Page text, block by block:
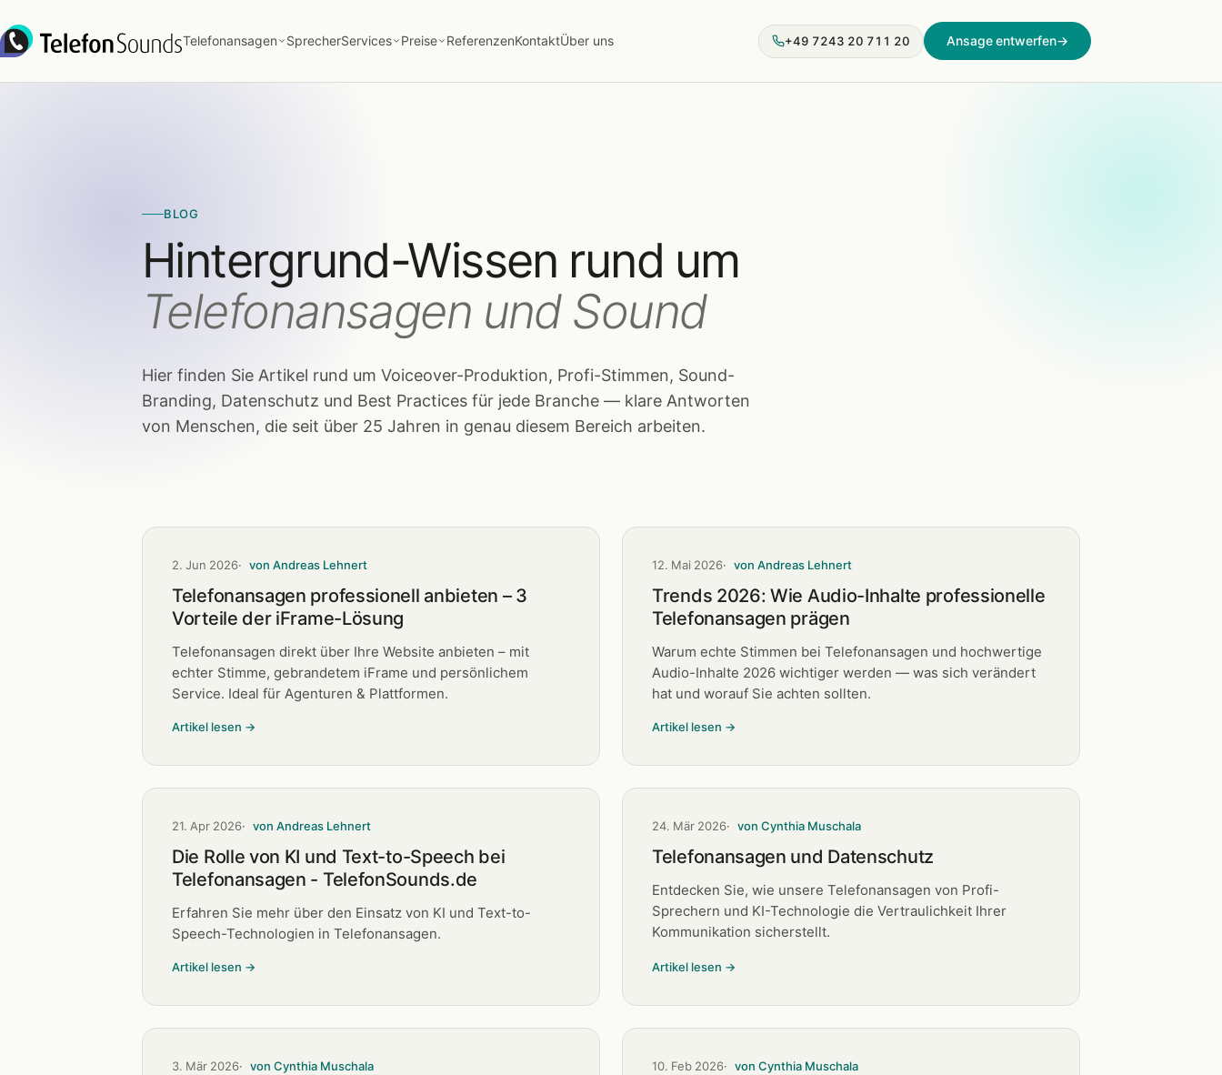
Telefonansagen SprecherServices Preise ReferenzenKontaktÜber uns +49 7243 20 711 20 Ansage entwerfen→
BLOG
Hintergrund-Wissen rund um
Telefonansagen und Sound
Hier finden Sie Artikel rund um Voiceover-Produktion, Profi-Stimmen, Sound-
Branding, Datenschutz und Best Practices für jede Branche — klare Antworten
von Menschen, die seit über 25 Jahren in genau diesem Bereich arbeiten.
2. Jun 2026 von Andreas Lehnert
Telefonansagen professionell anbieten – 3
Vorteile der iFrame-Lösung
Telefonansagen direkt über Ihre Website anbieten – mit
echter Stimme, gebrandetem iFrame und persönlichem
Service. Ideal für Agenturen & Plattformen.
Artikel lesen →
12. Mai 2026 von Andreas Lehnert
Trends 2026: Wie Audio-Inhalte professionelle
Telefonansagen prägen
Warum echte Stimmen bei Telefonansagen und hochwertige
Audio-Inhalte 2026 wichtiger werden — was sich verändert
hat und worauf Sie achten sollten.
Artikel lesen →
21. Apr 2026 von Andreas Lehnert
Die Rolle von KI und Text-to-Speech bei
Telefonansagen - TelefonSounds.de
Erfahren Sie mehr über den Einsatz von KI und Text-to-
Speech-Technologien in Telefonansagen.
Artikel lesen →
24. Mär 2026 von Cynthia Muschala
Telefonansagen und Datenschutz
Entdecken Sie, wie unsere Telefonansagen von Profi-
Sprechern und KI-Technologie die Vertraulichkeit Ihrer
Kommunikation sicherstellt.
Artikel lesen →
3. Mär 2026 von Cynthia Muschala 10. Feb 2026 von Cynthia Muschala